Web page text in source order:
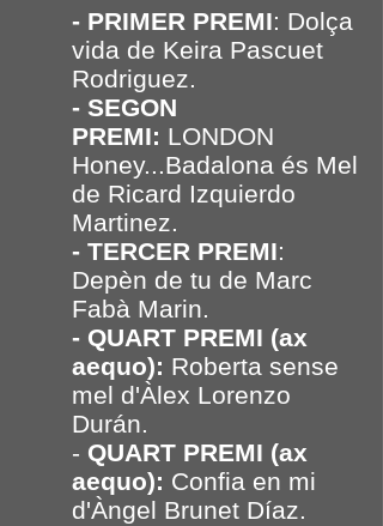
- PRIMER PREMI: Dolça
vida de Keira Pascuet
Rodriguez.
- SEGON
PREMI: LONDON
Honey...Badalona és Mel
de Ricard Izquierdo
Martinez.
- TERCER PREMI:
Depèn de tu de Marc
Fabà Marin.
- QUART PREMI (ax
aequo): Roberta sense
mel d'Àlex Lorenzo
Durán.
- QUART PREMI (ax
aequo): Confia en mi
d'Àngel Brunet Díaz.